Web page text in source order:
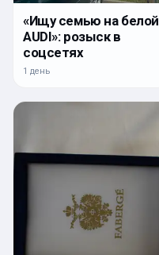
«Ищу семью на белой
AUDI»: розыск в
соцсетях
1 день